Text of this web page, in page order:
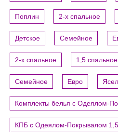
Поплин 2-х спальное
Детское Семейное
2-х спальное 1,5 спальное
Семейное Евро
Комплекты белья с Одеялом-
КПБ с Одеялом-Покрывалом